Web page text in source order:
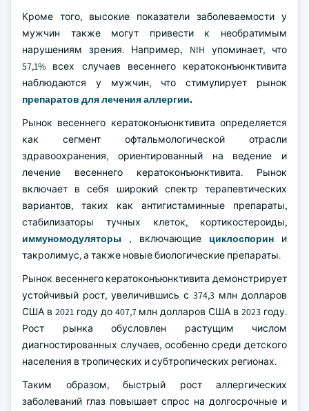
Кроме того, высокие показатели заболеваемости у
мужчин также могут привести к необратимым
нарушениям зрения. Например, NIH упоминает, что
57,1% всех случаев весеннего кератоконъюнктивита
наблюдаются у мужчин, что стимулирует рынок
препаратов для лечения аллергии.
Рынок весеннего кератоконъюнктивита определяется
как сегмент офтальмологической отрасли
здравоохранения, ориентированный на ведение и
лечение весеннего кератоконъюнктивита. Рынок
включает в себя широкий спектр терапевтических
вариантов, таких как антигистаминные препараты,
стабилизаторы тучных клеток, кортикостероиды,
иммуномодуляторы , включающие циклоспорини
такролимус, а также новые биологические препараты.
Рынок весеннего кератоконъюнктивита демонстрирует
устойчивый рост, увеличившись с 374,3 млн долларов
США в 2021 году до 407,7 млн долларов США в 2023 году.
Рост рынка обусловлен растущим числом
диагностированных случаев, особенно среди детского
населения в тропических и субтропических регионах.
Таким образом, быстрый рост аллергических
заболеваний глаз повышает спрос на долгосрочные и